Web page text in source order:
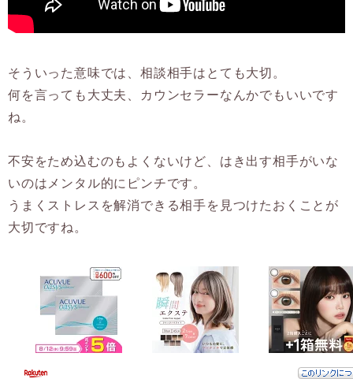
そういった意味では、相談相手はとても大切。
何を言っても大丈夫、カウンセラーなんかでもいいです
ね。
不安をため込むのもよくないけど、はき出す相手がいな
いのはメンタル的にピンチです。
うまくストレスを解消できる相手を見つけたおくことが
大切ですね。